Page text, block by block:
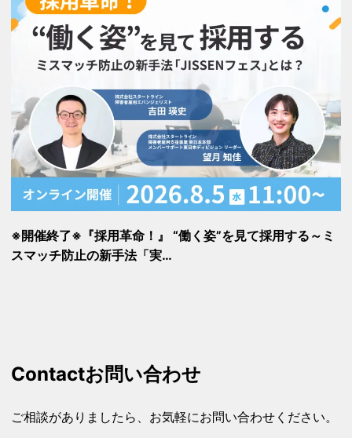
※開催終了※『採用革命！』 “働く姿”を見て採用する～ミ
スマッチ防止の新手法「実…
Contactお問い合わせ
ご相談がありましたら、お気軽にお問い合わせください。